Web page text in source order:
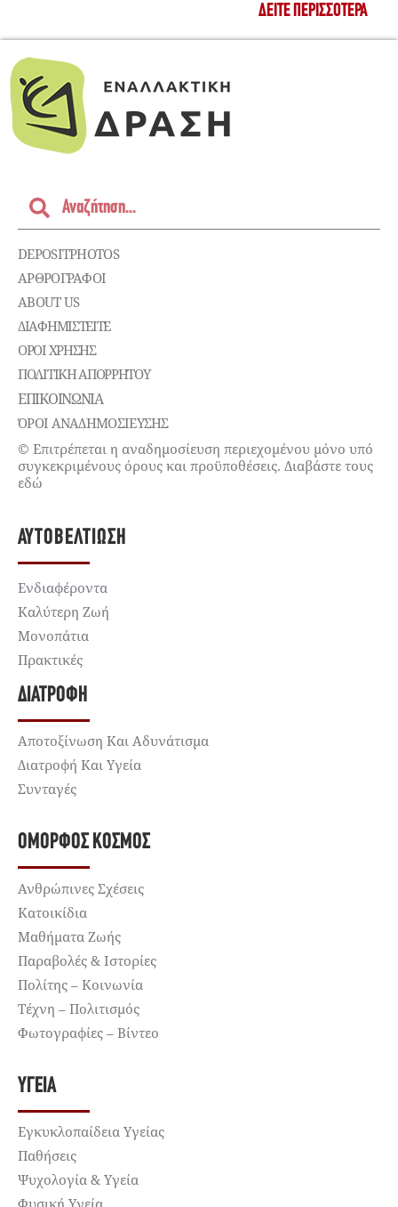
ΔΕΊΤΕ ΠΕΡΙΣΣΌΤΕΡΑ
DEPOSITPHOTOS
ΑΡΘΡΟΓΡΑΦΟΙ
ABOUT US
ΔΙΑΦΗΜΙΣΤΕΊΤΕ
ΌΡΟΙ ΧΡΉΣΗΣ
ΠΟΛΙΤΙΚΉ ΑΠΟΡΡΉΤΟΥ
ΕΠΙΚΟΙΝΩΝΊΑ
ΌΡΟΙ ΑΝΑΔΗΜΟΣΙΕΥΣΗΣ
© Επιτρέπεται η αναδημοσίευση περιεχομένου μόνο υπό
συγκεκριμένους όρους και προϋποθέσεις. Διαβάστε τους
εδώ
ΑΥΤΟΒΕΛΤΊΩΣΗ
Ενδιαφέροντα
Καλύτερη Ζωή
Μονοπάτια
Πρακτικές
ΔΙΑΤΡΟΦΉ
Αποτοξίνωση Και Αδυνάτισμα
Διατροφή Και Υγεία
Συνταγές
ΌΜΟΡΦΟΣ ΚΌΣΜΟΣ
Ανθρώπινες Σχέσεις
Κατοικίδια
Μαθήματα Ζωής
Παραβολές & Ιστορίες
Πολίτης – Κοινωνία
Τέχνη – Πολιτισμός
Φωτογραφίες – Βίντεο
ΥΓΕΊΑ
Εγκυκλοπαίδεια Υγείας
Παθήσεις
Ψυχολογία & Υγεία
Φυσική Υγεία